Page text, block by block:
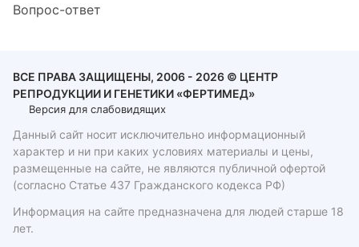
Вопрос-ответ
ВСЕ ПРАВА ЗАЩИЩЕНЫ, 2006 - 2026 © ЦЕНТР
РЕПРОДУКЦИИ И ГЕНЕТИКИ «ФЕРТИМЕД»
Версия для слабовидящих
Данный сайт носит исключительно информационный
характер и ни при каких условиях материалы и цены,
размещенные на сайте, не являются публичной офертой
(согласно Статье 437 Гражданского кодекса РФ)
Информация на сайте предназначена для людей старше 18
лет.